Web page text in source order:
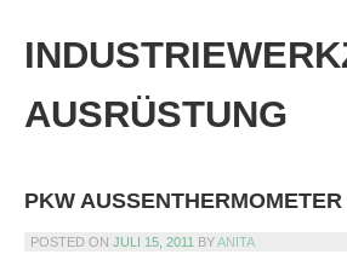
content
AUSRÜSTUNG
PKW AUSSENTHERMOMETER
POSTED ON JULI 15, 2011 BYANITA